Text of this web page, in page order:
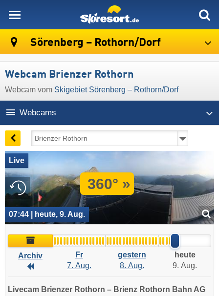
Sörenberg – Rothorn/​Dorf
Webcam Brienzer Rothorn
Webcam vom Skigebiet Sörenberg – Rothorn/​Dorf
Webcams
360° »
Live
07:44 | heute, 9. Aug.
Archiv
Archiv
Archiv
Fr
7. Aug.
gestern
8. Aug.
heute
9. Aug.
Livecam Brienzer Rothorn – Brienz Rothorn Bahn AG